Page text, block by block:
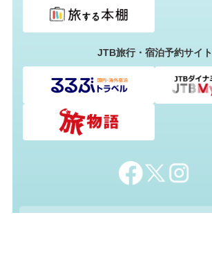
JTB旅行・宿泊予約サイト